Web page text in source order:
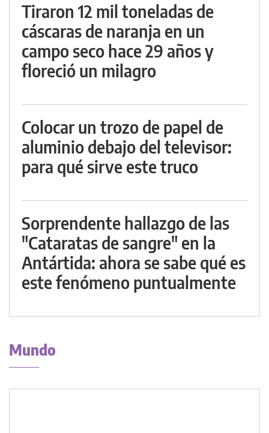
Tiraron 12 mil toneladas de
cáscaras de naranja en un
campo seco hace 29 años y
floreció un milagro
Colocar un trozo de papel de
aluminio debajo del televisor:
para qué sirve este truco
Sorprendente hallazgo de las
"Cataratas de sangre" en la
Antártida: ahora se sabe qué es
este fenómeno puntualmente
Mundo